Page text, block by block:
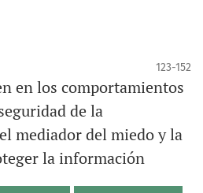
123-152
en los comportamientos
de la
mediador del miedo y la
la información